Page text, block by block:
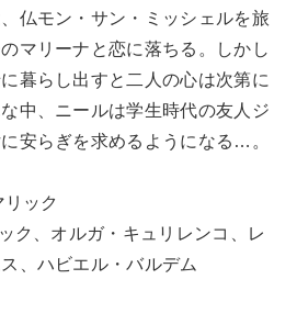
仏モン・サン・ミッシェルを旅
マリーナと恋に落ちる。しかし
暮らし出すと二人の心は次第に
中、ニールは学生時代の友人ジ
安らぎを求めるようになる…。
ック
ク、オルガ・キュリレンコ、レ
、ハビエル・バルデム